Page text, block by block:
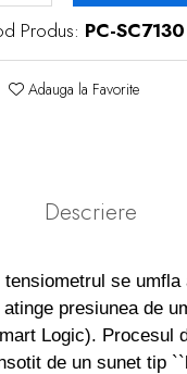
Produs: PC-SC7130
Adauga la Favorite
Descriere
tensiometrul se umfla
presiunea de
Logic). Procesul
de un sunet tip